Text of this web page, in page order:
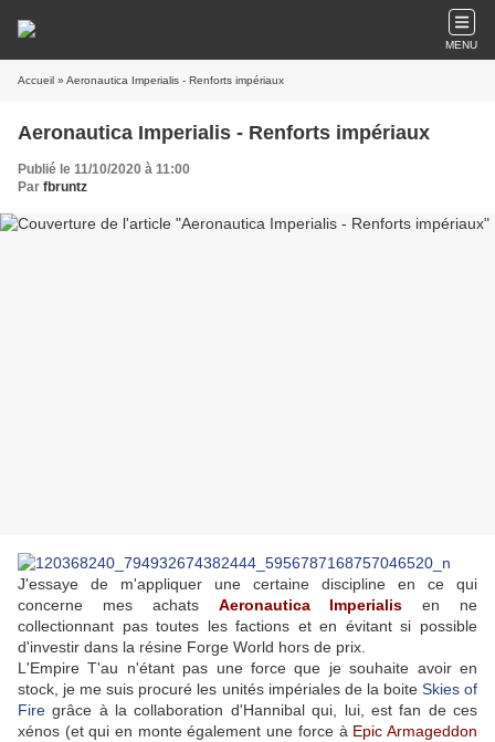
MENU
Accueil » Aeronautica Imperialis - Renforts impériaux
Aeronautica Imperialis - Renforts impériaux
Publié le 11/10/2020 à 11:00
Par fbruntz
J'essaye de m'appliquer une certaine discipline en ce qui
concerne mes achats Aeronautica Imperialis en ne
collectionnant pas toutes les factions et en évitant si possible
d'investir dans la résine Forge World hors de prix.
L'Empire T'au n'étant pas une force que je souhaite avoir en
stock, je me suis procuré les unités impériales de la boite Skies of
Fire grâce à la collaboration d'Hannibal qui, lui, est fan de ces
xénos (et qui en monte également une force à Epic Armageddon